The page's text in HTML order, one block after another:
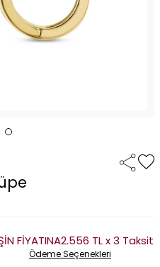
FİYATINA2.556 TL x 3 Taksit
Ödeme Seçenekleri